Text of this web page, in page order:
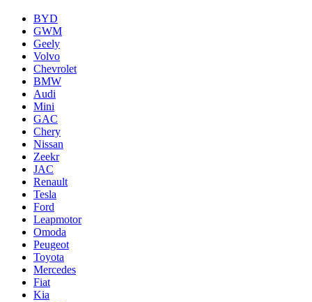
BYD
GWM
Geely
Volvo
Chevrolet
BMW
Audi
Mini
GAC
Chery
Nissan
Zeekr
JAC
Renault
Tesla
Ford
Leapmotor
Omoda
Peugeot
Toyota
Mercedes
Fiat
Kia